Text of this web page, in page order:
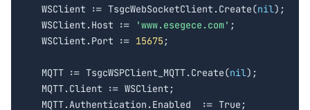
WSClient := TsgcWebSocketClient.Create(nil);
  WSClient.Host :=
'www.esegece.com' ;
  WSClient.Port :=
15675 ;
  MQTT := TsgcWSPClient_MQTT.Create(
nil);
  MQTT.Client := WSClient;
  MQTT.Authentication.Enabled  := True;